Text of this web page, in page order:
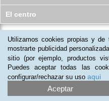
El centro
Utilizamos cookies propias y
mostrarte publicidad
sitio (por ejemplo, productos
Puedes aceptar todas las
configurar/rechazar su uso aqui
Aceptar